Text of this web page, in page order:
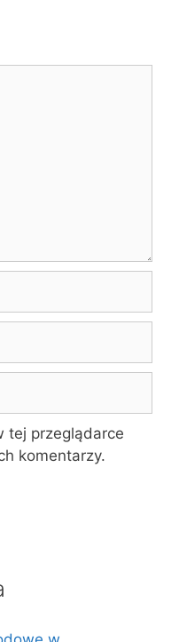
tej przeglądarce
komentarzy.